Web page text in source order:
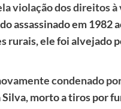
violação dos direitos à
assassinado em 1982
rurais, ele foi alvejado
condenado
morto a tiros por